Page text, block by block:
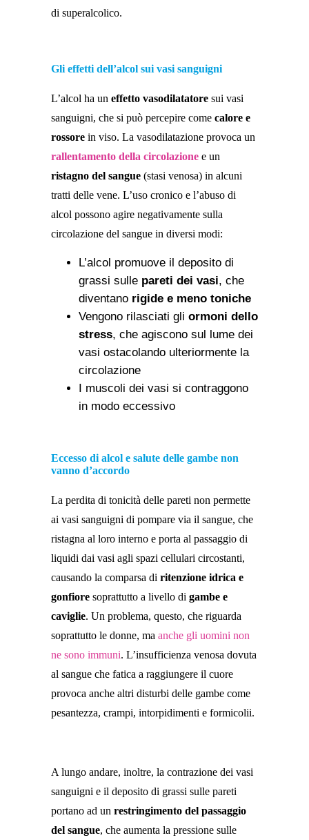
di superalcolico.
Gli effetti dell’alcol sui vasi sanguigni
L’alcol ha un effetto vasodilatatore sui vasi
sanguigni, che si può percepire come calore e
rossore in viso. La vasodilatazione provoca un
rallentamento della circolazione e un
ristagno del sangue (stasi venosa) in alcuni
tratti delle vene. L’uso cronico e l’abuso di
alcol possono agire negativamente sulla
circolazione del sangue in diversi modi:
L’alcol promuove il deposito di
grassi sulle pareti dei vasi, che
diventano rigide e meno toniche
Vengono rilasciati gli ormoni dello
stress, che agiscono sul lume dei
vasi ostacolando ulteriormente la
circolazione
I muscoli dei vasi si contraggono
in modo eccessivo
Eccesso di alcol e salute delle gambe non
vanno d’accordo
La perdita di tonicità delle pareti non permette
ai vasi sanguigni di pompare via il sangue, che
ristagna al loro interno e porta al passaggio di
liquidi dai vasi agli spazi cellulari circostanti,
causando la comparsa di ritenzione idrica e
gonfiore soprattutto a livello di gambe e
caviglie. Un problema, questo, che riguarda
soprattutto le donne, ma anche gli uomini non
ne sono immuni. L’insufficienza venosa dovuta
al sangue che fatica a raggiungere il cuore
provoca anche altri disturbi delle gambe come
pesantezza, crampi, intorpidimenti e formicolii.
A lungo andare, inoltre, la contrazione dei vasi
sanguigni e il deposito di grassi sulle pareti
portano ad un restringimento del passaggio
del sangue, che aumenta la pressione sulle